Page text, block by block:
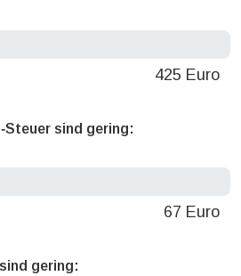
425 Euro
sind gering:
67 Euro
gering: